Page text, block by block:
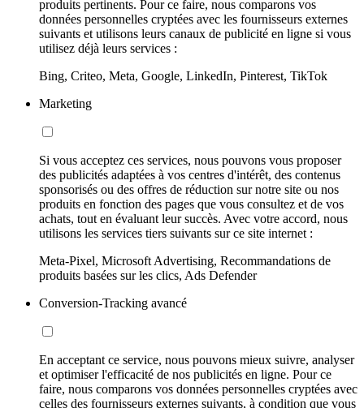
produits pertinents. Pour ce faire, nous comparons vos
données personnelles cryptées avec les fournisseurs externes
suivants et utilisons leurs canaux de publicité en ligne si vous
utilisez déjà leurs services :
Bing, Criteo, Meta, Google, LinkedIn, Pinterest, TikTok
Marketing
Si vous acceptez ces services, nous pouvons vous proposer
des publicités adaptées à vos centres d'intérêt, des contenus
sponsorisés ou des offres de réduction sur notre site ou nos
produits en fonction des pages que vous consultez et de vos
achats, tout en évaluant leur succès. Avec votre accord, nous
utilisons les services tiers suivants sur ce site internet :
Meta-Pixel, Microsoft Advertising, Recommandations de
produits basées sur les clics, Ads Defender
Conversion-Tracking avancé
En acceptant ce service, nous pouvons mieux suivre, analyser
et optimiser l'efficacité de nos publicités en ligne. Pour ce
faire, nous comparons vos données personnelles cryptées avec
celles des fournisseurs externes suivants, à condition que vous